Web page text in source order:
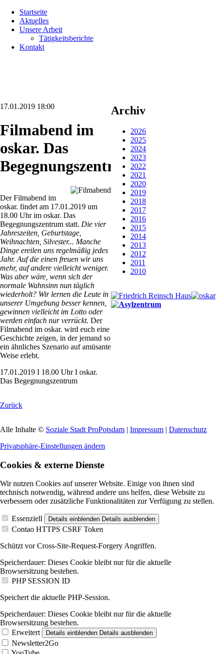
überspringen
Startseite
Aktuelles
Unsere Arbeit
Tätigkeitsberichte
Kontakt
17.01.2019 18:00
Filmabend im
oskar. Das
Begegnungszentrum
Der Filmabend im
oskar. findet am 17.01.2019 um
18.00 Uhr im oskar. Das
Begegnungszentrum statt. Die vier
Jahreszeiten, Geburtstage,
Weihnachten, Silvester... Manche
Dinge ereilen uns regelmäßig jedes
Jahr. Auf die einen freuen wir uns
mehr, auf andere vielleicht weniger.
Was aber wäre, wenn sich der
normale Wahnsinn nun täglich
wiederholt? Wir lernen die Leute in
unserer Umgebung besser kennen,
gewinnen vielleicht im Lotto oder
werden einfach nur verrückt. Der
Filmabend im oskar. wird euch eine
Geschichte zeigen, in der jemand so
ein ähnliches Szenario auf amüsante
Weise erlebt.
17.01.2019 I 18.00 Uhr I oskar.
Das Begegnungszentrum
Zurück
Archiv
2026
2025
2024
2023
2022
2021
2020
2019
2018
2017
2016
2015
2014
2013
2012
2011
2010
Alle Inhalte © Soziale Stadt ProPotsdam | Impressum | Datenschutz
Privatsphäre-Einstellungen ändern
Cookies & externe Dienste
Wir nutzen Cookies auf unserer Website. Einige von ihnen sind
technisch notwendig, während andere uns helfen, diese Website zu
verbessern oder zusätzliche Funktionalitäten zur Verfügung zu stellen.
Essenziell Details einblenden Details ausblenden
Contao HTTPS CSRF Token
Schützt vor Cross-Site-Request-Forgery Angriffen.
Speicherdauer: Dieses Cookie bleibt nur für die aktuelle
Browsersitzung bestehen.
PHP SESSION ID
Speichert die aktuelle PHP-Session.
Speicherdauer: Dieses Cookie bleibt nur für die aktuelle
Browsersitzung bestehen.
Erweitert
Details einblenden Details ausblenden
Newsletter2Go